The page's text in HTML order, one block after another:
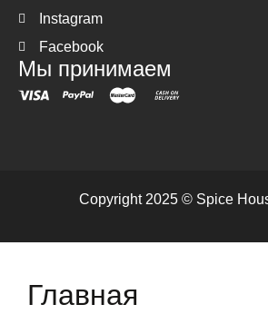
Instagram
Facebook
Мы принимаем
Copyright 2025 © Spice
Главная